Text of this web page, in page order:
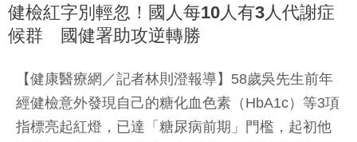
健檢紅字別輕忽！國人每10人有3人代謝症
候群 國健署助攻逆轉勝
【健康醫療網／記者林則澄報導】58歲吳先生前年
經健檢意外發現自己的糖化血色素（HbA1c）等3項
指標亮起紅燈，已達「糖尿病前期」門檻，起初他